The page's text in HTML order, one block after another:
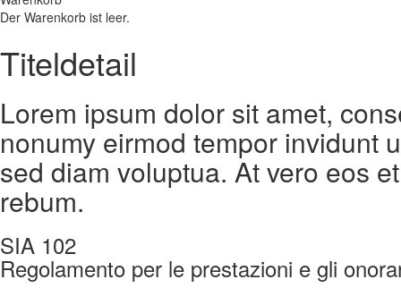
Der Warenkorb ist leer.
Titeldetail
Lorem ipsum dolor sit amet,
nonumy eirmod tempor invidunt
sed diam voluptua. At vero eos
rebum.
SIA 102
Regolamento per le prestazioni e gli